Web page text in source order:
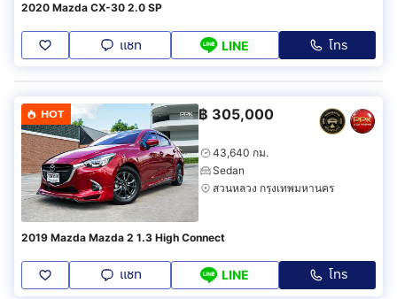
2020 Mazda CX-30 2.0 SP
แชท LINE โทร
HOT ฿ 305,000
43,640 กม.
Sedan
สวนหลวง กรุงเทพมหานคร
2019 Mazda Mazda 2 1.3 High Connect
แชท LINE โทร